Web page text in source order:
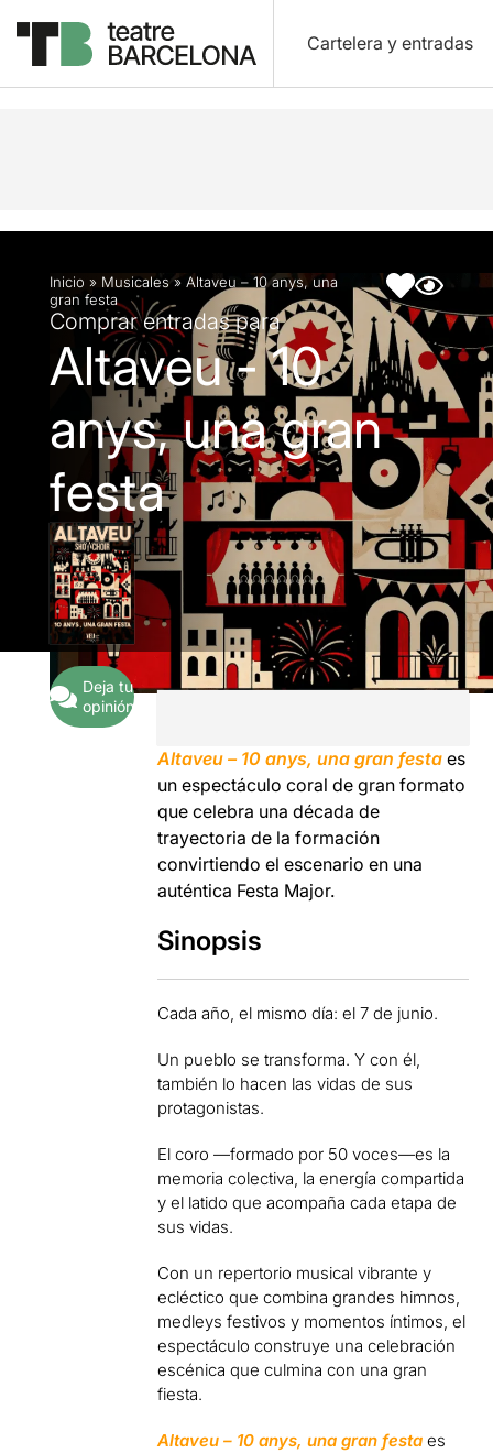
Cartelera y entradas
Descripción Ficha artística
Inicio » Musicales » Altaveu – 10 anys, una
gran festa
Comprar entradas para
Altaveu - 10
anys, una gran
festa
Deja tu
opinión
Altaveu – 10 anys, una gran festa es
un espectáculo coral de gran formato
que celebra una década de
trayectoria de la formación
convirtiendo el escenario en una
auténtica Festa Major.
Sinopsis
Cada año, el mismo día: el 7 de junio.
Un pueblo se transforma. Y con él,
también lo hacen las vidas de sus
protagonistas.
El coro —formado por 50 voces—es la
memoria colectiva, la energía compartida
y el latido que acompaña cada etapa de
sus vidas.
Con un repertorio musical vibrante y
ecléctico que combina grandes himnos,
medleys festivos y momentos íntimos, el
espectáculo construye una celebración
escénica que culmina con una gran
fiesta.
Altaveu – 10 anys, una gran festa es